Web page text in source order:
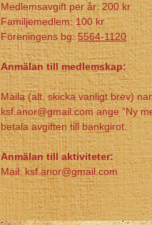
Medlemsavgift per år: 200 kr
Familjemedlem: 100 kr
Föreningens bg:5564-1120
Anmälan till medlemskap:
Maila (alt. skicka vanligt brev)
ksf.anor@gmail.com ange ”Ny
betala avgiften till bankgirot.
Anmälan till aktiviteter:
Mail: ksf.anor@gmail.com